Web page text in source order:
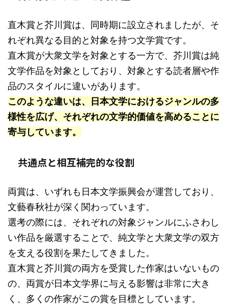
直木賞と芥川賞は、同時期に設立されましたが、そ
れぞれ異なる目的と対象を持つ文学賞です。
直木賞が大衆文学を対象とする一方で、芥川賞は純
文学作品を対象としており、対象とする読者層や作
品のスタイルに違いがあります。
このような違いは、日本文学におけるジャンルの多
様性を広げ、それぞれの文学的価値を高めることに
寄与しています。
共通点と相互補完的な役割
両賞は、いずれも日本文学振興会が運営しており、
文藝春秋社が深く関わっています。
選考の際には、それぞれの対象ジャンルにふさわし
い作品を厳選することで、純文学と大衆文学の双方
を支える役割を果たしてきました。
直木賞と芥川賞の両方を受賞した作家はいないもの
の、両賞が日本文学界に与える影響は非常に大き
く、多くの作家がこの賞を目標としています。